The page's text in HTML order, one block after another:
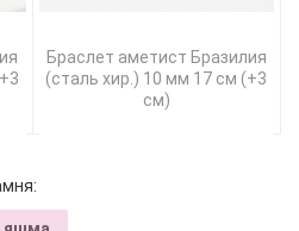
Браслет аметист Бразилия
(сталь хир.) 10 мм 17 см (+3
см)